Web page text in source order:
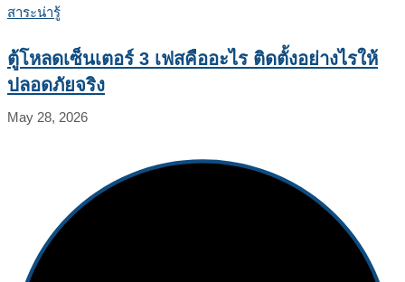
สาระน่ารู้
ตู้โหลดเซ็นเตอร์ 3 เฟสคืออะไร ติดตั้งอย่างไรให้
ปลอดภัยจริง
May 28, 2026